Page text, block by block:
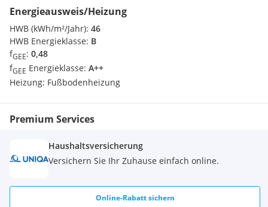
Lassen Sie sich von diesem einzigartigen Wohnkonzept
begeistern und sichern Sie sich Ihr neues Zuhause in
Moosburg!
Energieausweis/Heizung
HWB (kWh/m²/Jahr): 46
HWB Energieklasse: B
fGEE: 0,48
fGEE Energieklasse: A++
Heizung: Fußbodenheizung
Premium Services
Haushaltsversicherung
Versichern Sie Ihr Zuhause einfach online.
Online-Rabatt sichern